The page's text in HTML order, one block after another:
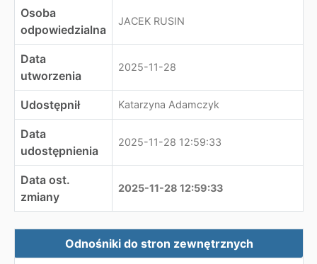
Osoba
odpowiedzialna
JACEK RUSIN
Data
utworzenia
2025-11-28
Udostępnił Katarzyna Adamczyk
Data
udostępnienia
2025-11-28 12:59:33
Data ost.
zmiany
2025-11-28 12:59:33
Zewnętrzne odnośniki
Odnośniki do stron zewnętrznych